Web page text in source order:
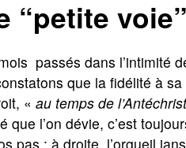
“petite
passés dans l’intimité
que la fidélité à
« au temps de l’Antéchrist
que l’on dévie, c’est
pas : à droite, l’orgueil